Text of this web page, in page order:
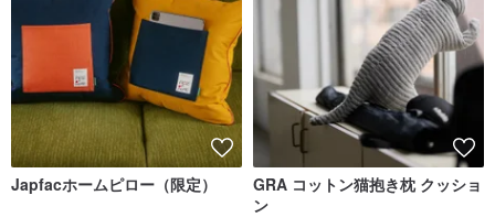
Japfacホームピロー（限定）
GRA コットン猫抱き枕 クッショ
ン